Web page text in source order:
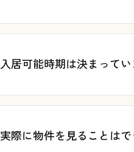
入居可能時期は決まってい
実際に物件を見ることはで